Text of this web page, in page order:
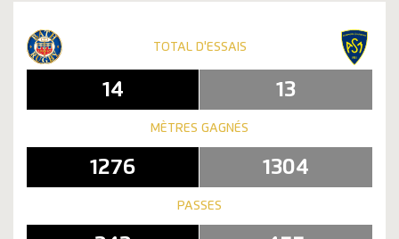
TOTAL D'ESSAIS
14 13
MÈTRES GAGNÉS
1276 1304
PASSES